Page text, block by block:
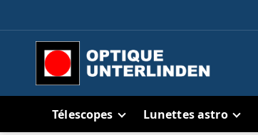
Télescopes Lunettes astro